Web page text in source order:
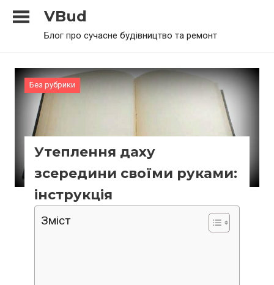
VBud
Блог про сучасне будівництво та ремонт
Без рубрики
Утеплення даху
зсередини своїми руками:
інструкція
Зміст